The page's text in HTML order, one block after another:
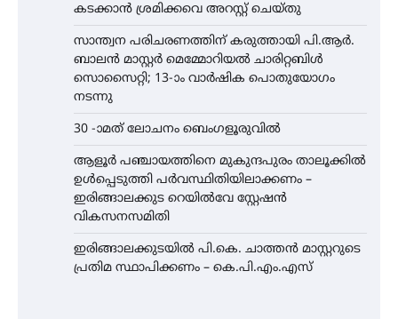
കടക്കാൻ ശ്രമിക്കവെ അറസ്റ്റ് ചെയ്തു
സാന്ത്വന പരിചരണത്തിന് കരുത്തായി പി.ആർ.
ബാലൻ മാസ്റ്റർ മെമ്മോറിയൽ ചാരിറ്റബിൾ
സൊസൈറ്റി; 13-ാം വാർഷിക പൊതുയോഗം
നടന്നു
30 -ാമത് ലോചനം ബെംഗളൂരുവിൽ
ആളൂർ പഞ്ചായത്തിനെ മുകുന്ദപുരം താലൂക്കിൽ
ഉൾപ്പെടുത്തി പർവസ്ഥിതിയിലാക്കണം –
ഇരിങ്ങാലക്കുട റെയിൽവേ സ്റ്റേഷൻ
വികസനസമിതി
ഇരിങ്ങാലക്കുടയിൽ പി.കെ. ചാത്തൻ മാസ്റ്ററുടെ
പ്രതിമ സ്ഥാപിക്കണം – കെ.പി.എം.എസ്